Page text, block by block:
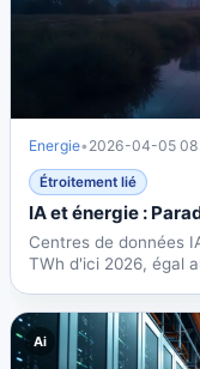
Energie• 2026-04-05
Étroitement lié
IA et énergie :
Centres de données
TWh d'ici 2026, égal
Ai